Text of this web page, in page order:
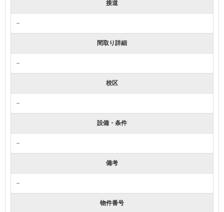
接道
－
間取り詳細
－
校区
－
設備・条件
－
備考
－
物件番号